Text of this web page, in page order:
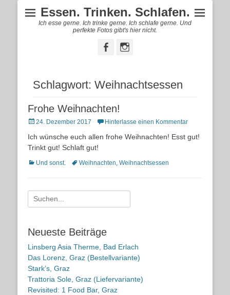
Essen. Trinken. Schlafen.
Ich esse gerne. Ich trinke gerne. Ich schlafe gerne. Und
perfekte Fotos gibt's hier nicht.
FacebookInstagram
Schlagwort: Weihnachtsessen
Frohe Weihnachten!
Posted24. Dezember 2017 Hinterlasse einen Kommentar
Ich wünsche euch allen frohe Weihnachten! Esst gut!
Trinkt gut! Schlaft gut!
Kategorien
Und sonst. Schlagworte
Weihnachten, Weihnachtsessen
Suche
nach:
Neueste Beiträge
Linsberg Asia Therme, Bad Erlach
Das Lorenz, Graz (Bestellvariante)
Stark’s, Graz
Trattoria Sole, Graz (Liefervariante)
Revisited: 1 Food Bar, Graz